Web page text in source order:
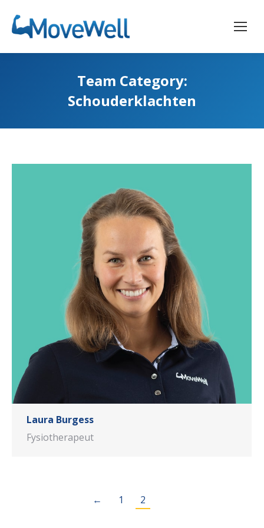
Team Category:
Schouderklachten
Laura Burgess
Fysiotherapeut
← 1 2